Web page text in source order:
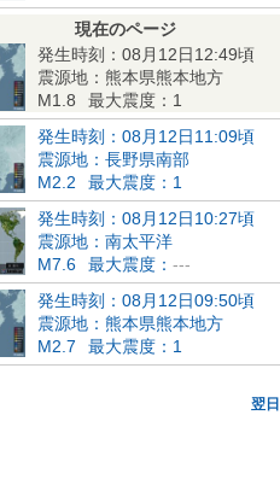
現在のページ
発生時刻：08月12日12:49頃
震源地：熊本県熊本地方
M1.8
最大震度：1
発生時刻：08月12日11:09頃
震源地：長野県南部
M2.2
最大震度：1
発生時刻：08月12日10:27頃
震源地：南太平洋
M7.6
最大震度： ---
発生時刻：08月12日09:50頃
震源地：熊本県熊本地方
M2.7
最大震度：1
翌日